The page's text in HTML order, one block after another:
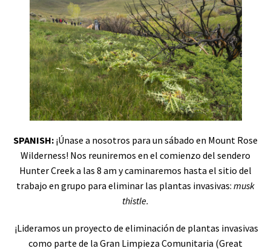
SPANISH: ¡Únase a nosotros para un sábado en Mount Rose
Wilderness! Nos reuniremos en el comienzo del sendero
Hunter Creek a las 8 am y caminaremos hasta el sitio del
trabajo en grupo para eliminar las plantas invasivas: musk
thistle.
¡Lideramos un proyecto de eliminación de plantas invasivas
como parte de la Gran Limpieza Comunitaria (Great